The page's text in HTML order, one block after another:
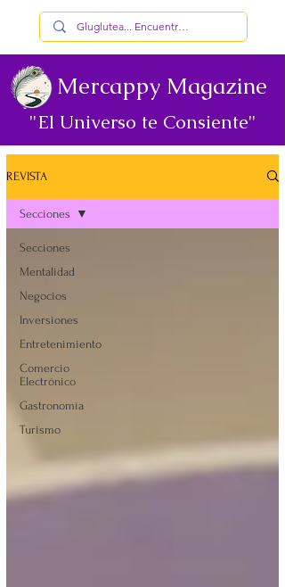
Mercappy Magazine
"El Universo te Consiente"
REVISTA
Secciones
Mentalidad
Negocios
Inversiones
Entretenimiento
Comercio
Electrónico
Gastronomía
Turismo
Secciones